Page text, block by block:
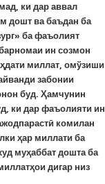
ки дар аввал
дошт ва баъдан ба
ба фаъолият
ин созмон
миллат, омўзиши
забонии
буд. Ҳамчунин
ки дар фаъолияти ин
комилан
ҳар миллати ба
муҳаббат дошта ба
дигар низ